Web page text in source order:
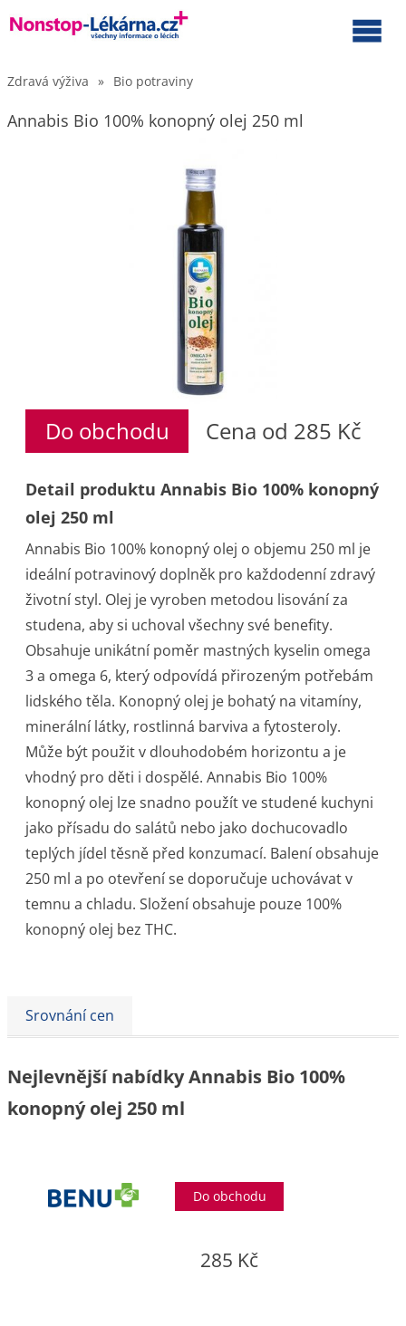
Zdravá výživa » Bio potraviny
Annabis Bio 100% konopný olej 250 ml
Do obchodu Cena od 285 Kč
Detail produktu Annabis Bio 100% konopný
olej 250 ml
Annabis Bio 100% konopný olej o objemu 250 ml je
ideální potravinový doplněk pro každodenní zdravý
životní styl. Olej je vyroben metodou lisování za
studena, aby si uchoval všechny své benefity.
Obsahuje unikátní poměr mastných kyselin omega
3 a omega 6, který odpovídá přirozeným potřebám
lidského těla. Konopný olej je bohatý na vitamíny,
minerální látky, rostlinná barviva a fytosteroly.
Může být použit v dlouhodobém horizontu a je
vhodný pro děti i dospělé. Annabis Bio 100%
konopný olej lze snadno použít ve studené kuchyni
jako přísadu do salátů nebo jako dochucovadlo
teplých jídel těsně před konzumací. Balení obsahuje
250 ml a po otevření se doporučuje uchovávat v
temnu a chladu. Složení obsahuje pouze 100%
konopný olej bez THC.
Srovnání cen
Nejlevnější nabídky Annabis Bio 100%
konopný olej 250 ml
Do obchodu
285 Kč